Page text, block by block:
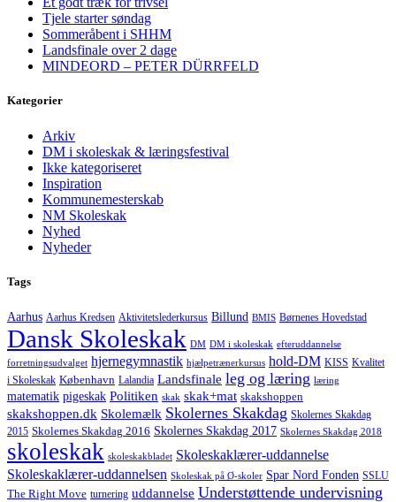
Tjele starter søndag
Sommeråbent i SHHM
Landsfinale over 2 dage
MINDEORD – PETER DÜRRFELD
Kategorier
Arkiv
DM i skoleskak & læringsfestival
Ikke kategoriseret
Inspiration
Kommunemesterskab
NM Skoleskak
Nyhed
Nyheder
Tags
Aarhus Aarhus Kredsen Aktivitetslederkursus Billund BMIS Børnenes Hovedstad
Dansk Skoleskak DM DM i skoleskak efteruddannelse
forretningsudvalget hjernegymnastik hjælpetrænerkursus hold-DM KISS Kvalitet
i Skoleskak København Lalandia Landsfinale leg og læring læring
matematik pigeskak Politiken skak skak+mat skakshoppen
skakshoppen.dk Skolemælk Skolernes Skakdag Skolernes Skakdag
2015 Skolernes Skakdag 2016 Skolernes Skakdag 2017 Skolernes Skakdag 2018
skoleskak skoleskakbladet Skoleskaklærer-uddannelse
Skoleskaklærer-uddannelsen Skoleskak på Ø-skoler Spar Nord Fonden SSLU
The Right Move turnering uddannelse Understøttende undervisning